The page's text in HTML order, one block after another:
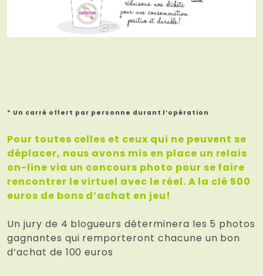
* Un carré offert par personne durant l’opération
Pour toutes celles et ceux qui ne peuvent se
déplacer, nous avons mis en place un relais
on-line via un concours photo pour se faire
rencontrer le virtuel avec le réel. A la clé 500
euros de bons d’achat en jeu!
Un jury de 4 blogueurs déterminera les 5 photos
gagnantes qui remporteront chacune un bon
d’achat de 100 euros